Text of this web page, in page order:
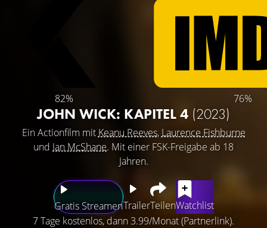
82% 76%
JOHN WICK: KAPITEL 4 (2023)
Ein Actionfilm mit Keanu Reeves, Laurence Fishburne
und Ian McShane. Mit einer FSK-Freigabe ab 18
Jahren.
Gratis StreamenTrailerTeilenWatchlist
7 Tage kostenlos, dann 3.99/Monat (Partnerlink).